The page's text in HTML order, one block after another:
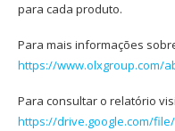
para cada produto.
Para mais informações
https://www.olxgroup.com/
Para consultar o relatório
https://drive.google.com/file/